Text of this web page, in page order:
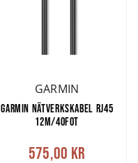
GARMIN
GARMIN NÄTVERKSKABEL RJ45
12M/40FOT
575,00 kr